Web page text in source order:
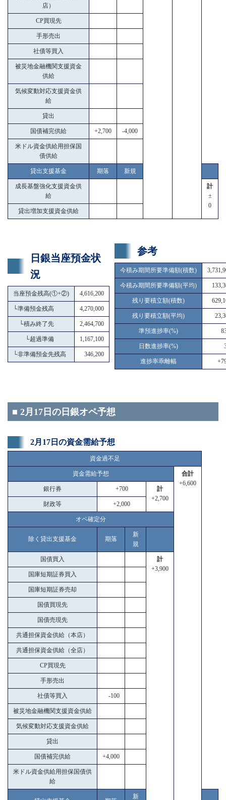
店）
CP買現先
手形売出
社債等買入
被災地金融機関支援資金
供給
気候変動対応支援資金供
給
貸出
国債補完供給 +2,700 -4,000
米ドル資金供給用担保国
債供給
貸出支援基金 期落 新規
成長基盤強化支援資金供
給
計
±
0
貸出増加支援資金供給
日銀当座預金状
況
当座預金残高(①+②) 4,616,200
└準備預金残高 4,270,000
└積み終了先 2,464,700
└超過準備 1,167,100
└非準備預金先残高 346,200
参考
今積み期間所要準備額(積数)
今積み期間所要準備額(平均)
残り要積立額(積数)
残り要積立額(平均)
準預進捗率(%)
日数進捗率(%)
進捗率乖離幅
■ 2月17日の日銀オペ予想
2月17日の資金需給予想
資金過不足
資金需給予想
合計
+6,600
銀行券 +700
計
+2,700
財政等 +2,000
オペ確定分
除く貸出支援基金 期落
新
規
国債買入
計
+3,900
国庫短期証券買入
国庫短期証券売却
国債買現先
国債売現先
共通担保資金供給（本店）
共通担保資金供給（全店）
CP買現先
手形売出
社債等買入 -100
被災地金融機関支援資金供給
気候変動対応支援資金供給
貸出
国債補完供給 +4,000
米ドル資金供給用担保国債供
給
新